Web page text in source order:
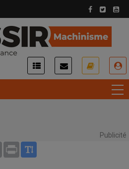
Publicité
Email Print